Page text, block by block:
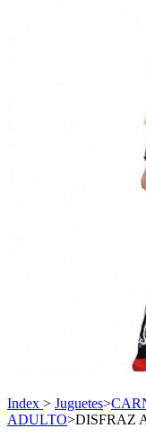
Index > Juguetes>
ADULTO>DISFRAZ